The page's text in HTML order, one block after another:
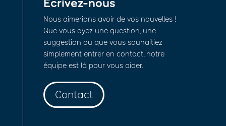
Ecrivez-nous
Nous aimerions avoir de vos nouvelles !
Que vous ayez une question, une
suggestion ou que vous souhaitiez
simplement entrer en contact, notre
équipe est là pour vous aider.
Contact